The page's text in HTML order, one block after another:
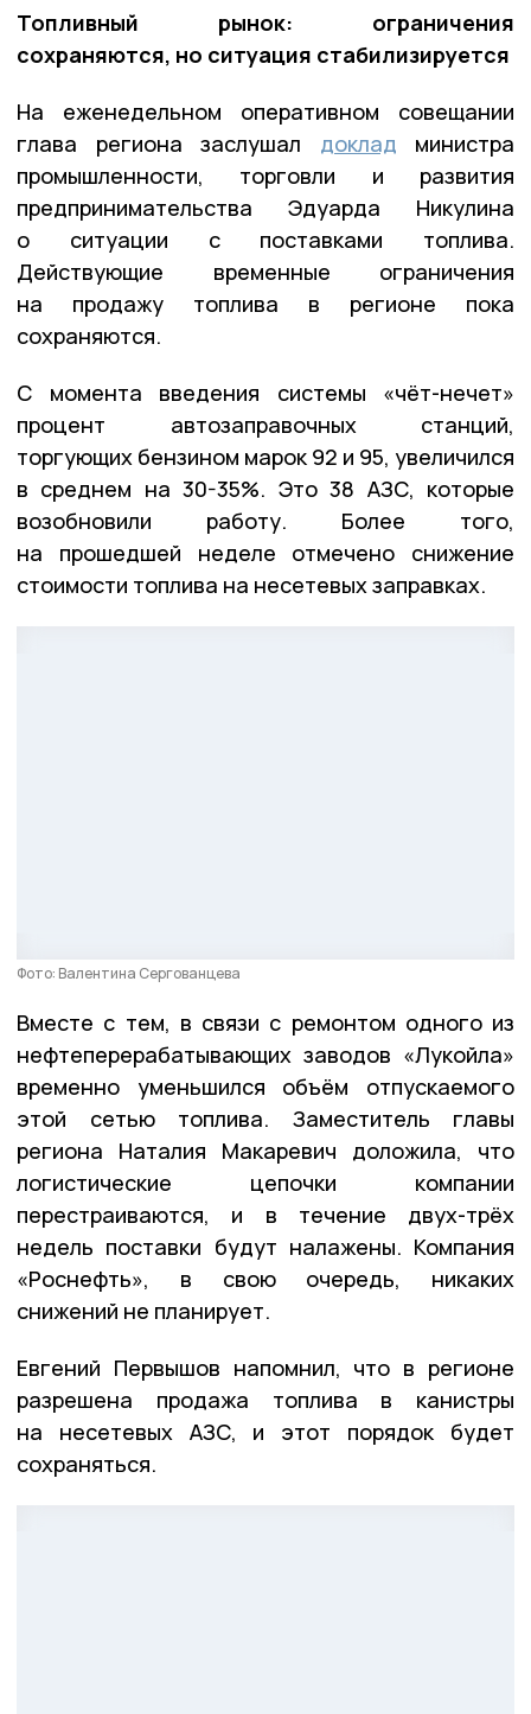
Топливный рынок: ограничения
сохраняются, но ситуация стабилизируется
На еженедельном оперативном совещании
глава региона заслушал доклад министра
промышленности, торговли и развития
предпринимательства Эдуарда Никулина
о ситуации с поставками топлива.
Действующие временные ограничения
на продажу топлива в регионе пока
сохраняются.
С момента введения системы «чёт-нечет»
процент автозаправочных станций,
торгующих бензином марок 92 и 95, увеличился
в среднем на 30-35%. Это 38 АЗС, которые
возобновили работу. Более того,
на прошедшей неделе отмечено снижение
стоимости топлива на несетевых заправках.
Фото: Валентина Сергованцева
Вместе с тем, в связи с ремонтом одного из
нефтеперерабатывающих заводов «Лукойла»
временно уменьшился объём отпускаемого
этой сетью топлива. Заместитель главы
региона Наталия Макаревич доложила, что
логистические цепочки компании
перестраиваются, и в течение двух-трёх
недель поставки будут налажены. Компания
«Роснефть», в свою очередь, никаких
снижений не планирует.
Евгений Первышов напомнил, что в регионе
разрешена продажа топлива в канистры
на несетевых АЗС, и этот порядок будет
сохраняться.